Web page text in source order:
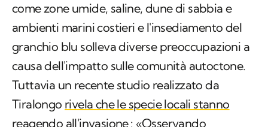
come zone umide, saline, dune di sabbia e
ambienti marini costieri e l'insediamento del
granchio blu solleva diverse preoccupazioni a
causa dell'impatto sulle comunità autoctone.
Tuttavia un recente studio realizzato da
Tiralongo rivela che le specie locali stanno
reagendo all'invasione: «Osservando